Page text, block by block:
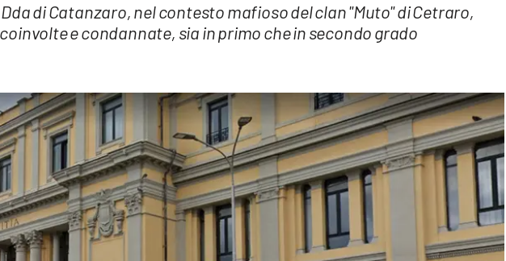
di Catanzaro, nel contesto mafioso del clan "Muto" di Cetraro,
e condannate, sia in primo che in secondo grado